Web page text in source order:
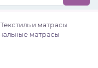
Текстиль и матрасы
матрасы